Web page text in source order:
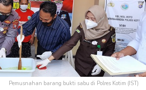
Pemusnahan barang bukti sabu di Polres Kotim (IST)